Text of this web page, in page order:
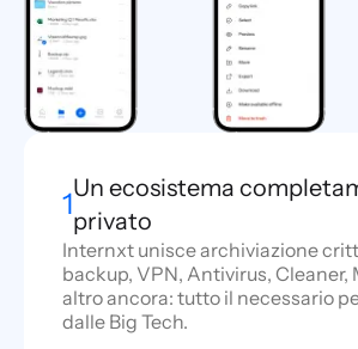
1Un ecosistema
privato
Internxt unisce archiviazione
backup, VPN, Antivirus, Cleaner,
altro ancora: tutto il necessario
dalle Big Tech.